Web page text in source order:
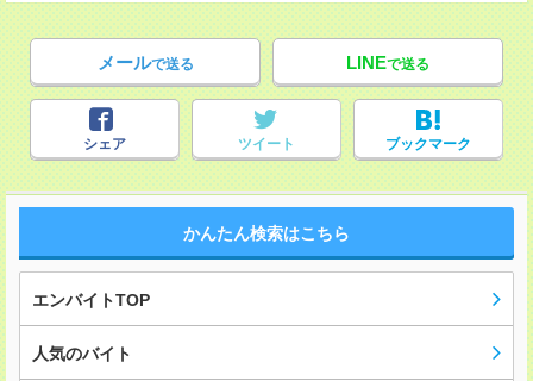
メールで送る LINEで送る
シェア ツイート ブックマーク
かんたん検索はこちら
エンバイトTOP
人気のバイト